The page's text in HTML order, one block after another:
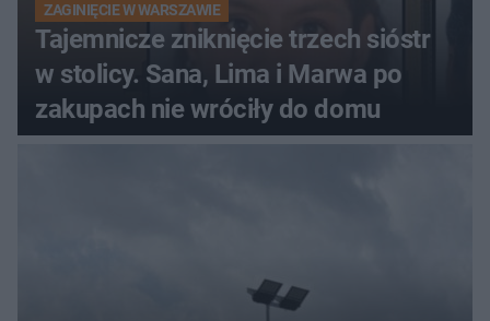
ZAGINIĘCIE W WARSZAWIE
Tajemnicze zniknięcie trzech sióstr
w stolicy. Sana, Lima i Marwa po
zakupach nie wróciły do domu